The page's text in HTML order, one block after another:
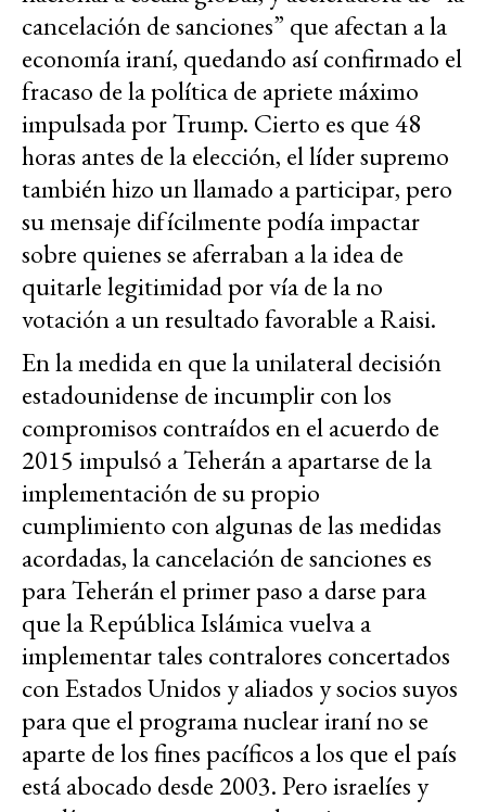
cancelación de sanciones” que afectan a la
economía iraní, quedando así confirmado el
fracaso de la política de apriete máximo
impulsada por Trump. Cierto es que 48
horas antes de la elección, el líder supremo
también hizo un llamado a participar, pero
su mensaje difícilmente podía impactar
sobre quienes se aferraban a la idea de
quitarle legitimidad por vía de la no
votación a un resultado favorable a Raisi.
En la medida en que la unilateral decisión
estadounidense de incumplir con los
compromisos contraídos en el acuerdo de
2015 impulsó a Teherán a apartarse de la
implementación de su propio
cumplimiento con algunas de las medidas
acordadas, la cancelación de sanciones es
para Teherán el primer paso a darse para
que la República Islámica vuelva a
implementar tales contralores concertados
con Estados Unidos y aliados y socios suyos
para que el programa nuclear iraní no se
aparte de los fines pacíficos a los que el país
está abocado desde 2003. Pero israelíes y